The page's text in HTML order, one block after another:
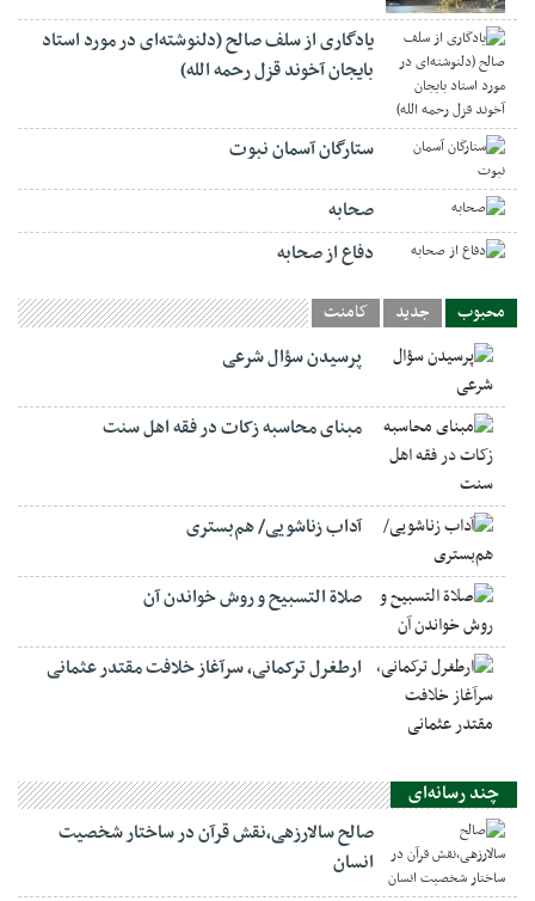
یادگاری از سلف صالح (دلنوشته‌ای در مورد استاد
بایجان آخوند قزل رحمه الله)
ستارگان آسمان نبوت
صحابه
دفاع از صحابه
محبوب جدید کامنت
پرسیدن سؤال شرعی
مبنای محاسبه زکات در فقه اهل سنت
آداب زناشویی/ هم‌بستری
صلاة التسبيح و روش خواندن آن
ارطغرل ترکمانی، سرآغاز خلافت مقتدر عثمانی
چند رسانه‌ای
صالح سالارزهی،‌نقش قرآن در ساختار شخصیت
انسان